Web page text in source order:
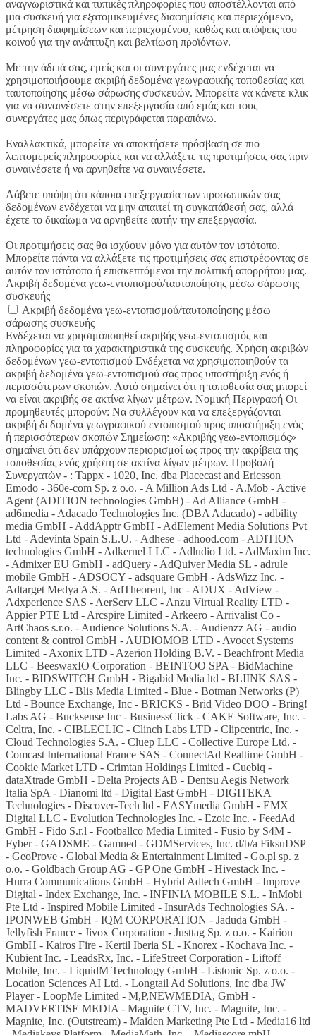
αναγνωριστικά και τυπικές πληροφορίες που αποστέλλονται από
μια συσκευή για εξατομικευμένες διαφημίσεις και περιεχόμενο,
μέτρηση διαφημίσεων και περιεχομένου, καθώς και απόψεις του
κοινού για την ανάπτυξη και βελτίωση προϊόντων.
Με την άδειά σας, εμείς και οι συνεργάτες μας ενδέχεται να
χρησιμοποιήσουμε ακριβή δεδομένα γεωγραφικής τοποθεσίας και
ταυτοποίησης μέσω σάρωσης συσκευών. Μπορείτε να κάνετε κλικ
για να συναινέσετε στην επεξεργασία από εμάς και τους
συνεργάτες μας όπως περιγράφεται παραπάνω.
Εναλλακτικά, μπορείτε να αποκτήσετε πρόσβαση σε πιο
λεπτομερείς πληροφορίες και να αλλάξετε τις προτιμήσεις σας πριν
συναινέσετε ή να αρνηθείτε να συναινέσετε.
Λάβετε υπόψη ότι κάποια επεξεργασία των προσωπικών σας
δεδομένων ενδέχεται να μην απαιτεί τη συγκατάθεσή σας, αλλά
έχετε το δικαίωμα να αρνηθείτε αυτήν την επεξεργασία.
Οι προτιμήσεις σας θα ισχύουν μόνο για αυτόν τον ιστότοπο.
Μπορείτε πάντα να αλλάξετε τις προτιμήσεις σας επιστρέφοντας σε
αυτόν τον ιστότοπο ή επισκεπτόμενοι την πολιτική απορρήτου μας.
Ακριβή δεδομένα γεω-εντοπισμού/ταυτοποίησης μέσω σάρωσης
συσκευής
Ακριβή δεδομένα γεω-εντοπισμού/ταυτοποίησης μέσω
σάρωσης συσκευής
Ενδέχεται να χρησιμοποιηθεί ακριβής γεω-εντοπισμός και
πληροφορίες για τα χαρακτηριστικά της συσκευής. Χρήση ακριβών
δεδομένων γεω-εντοπισμού Ενδέχεται να χρησιμοποιηθούν τα
ακριβή δεδομένα γεω-εντοπισμού σας προς υποστήριξη ενός ή
περισσότερων σκοπών. Αυτό σημαίνει ότι η τοποθεσία σας μπορεί
να είναι ακριβής σε ακτίνα λίγων μέτρων. Νομική Περιγραφή Οι
προμηθευτές μπορούν: Να συλλέγουν και να επεξεργάζονται
ακριβή δεδομένα γεωγραφικού εντοπισμού προς υποστήριξη ενός
ή περισσότερων σκοπών Σημείωση: «Ακριβής γεω-εντοπισμός»
σημαίνει ότι δεν υπάρχουν περιορισμοί ως προς την ακρίβεια της
τοποθεσίας ενός χρήστη σε ακτίνα λίγων μέτρων. Προβολή
Συνεργατών - : Tappx - 1020, Inc. dba Placecast and Ericsson
Emodo - 360e-com Sp. z o.o. - A Million Ads Ltd - A.Mob - Active
Agent (ADITION technologies GmbH) - Ad Alliance GmbH -
ad6media - Adacado Technologies Inc. (DBA Adacado) - adbility
media GmbH - AddApptr GmbH - AdElement Media Solutions Pvt
Ltd - Adevinta Spain S.L.U. - Adhese - adhood.com - ADITION
technologies GmbH - Adkernel LLC - Adludio Ltd. - AdMaxim Inc.
- Admixer EU GmbH - adQuery - AdQuiver Media SL - adrule
mobile GmbH - ADSOCY - adsquare GmbH - AdsWizz Inc. -
Adtarget Medya A.S. - AdTheorent, Inc - ADUX - AdView -
Adxperience SAS - AerServ LLC - Anzu Virtual Reality LTD -
Appier PTE Ltd - Arcspire Limited - Arkeero - Arrivalist Co -
ArtChaos s.r.o. - Audience Solutions S.A. - Audienzz AG - audio
content & control GmbH - AUDIOMOB LTD - Avocet Systems
Limited - Axonix LTD - Azerion Holding B.V. - Beachfront Media
LLC - BeeswaxIO Corporation - BEINTOO SPA - BidMachine
Inc. - BIDSWITCH GmbH - Bigabid Media ltd - BLIINK SAS -
Blingby LLC - Blis Media Limited - Blue - Botman Networks (P)
Ltd - Bounce Exchange, Inc - BRICKS - Brid Video DOO - Bring!
Labs AG - Bucksense Inc - BusinessClick - CAKE Software, Inc. -
Celtra, Inc. - CIBLECLIC - Clinch Labs LTD - Clipcentric, Inc. -
Cloud Technologies S.A. - Cluep LLC - Collective Europe Ltd. -
Comcast International France SAS - ConnectAd Realtime GmbH -
Cookie Market LTD - Crimtan Holdings Limited - Cuebiq -
dataXtrade GmbH - Delta Projects AB - Dentsu Aegis Network
Italia SpA - Dianomi ltd - Digital East GmbH - DIGITEKA
Technologies - Discover-Tech ltd - EASYmedia GmbH - EMX
Digital LLC - Evolution Technologies Inc. - Ezoic Inc. - FeedAd
GmbH - Fido S.r.l - Footballco Media Limited - Fusio by S4M -
Fyber - GADSME - Gamned - GDMServices, Inc. d/b/a FiksuDSP
- GeoProve - Global Media & Entertainment Limited - Go.pl sp. z
o.o. - Goldbach Group AG - GP One GmbH - Hivestack Inc. -
Hurra Communications GmbH - Hybrid Adtech GmbH - Improve
Digital - Index Exchange, Inc. - INFINIA MOBILE S.L. - InMobi
Pte Ltd - Inspired Mobile Limited - InsurAds Technologies SA. -
IPONWEB GmbH - IQM CORPORATION - Jaduda GmbH -
Jellyfish France - Jivox Corporation - Justtag Sp. z o.o. - Kairion
GmbH - Kairos Fire - Kertil Iberia SL - Knorex - Kochava Inc. -
Kubient Inc. - LeadsRx, Inc. - LifeStreet Corporation - Liftoff
Mobile, Inc. - LiquidM Technology GmbH - Listonic Sp. z o.o. -
Location Sciences AI Ltd. - Longtail Ad Solutions, Inc dba JW
Player - LoopMe Limited - M,P,NEWMEDIA, GmbH -
MADVERTISE MEDIA - Magnite CTV, Inc. - Magnite, Inc. -
Magnite, Inc. (Outstream) - Maiden Marketing Pte Ltd - Media16 ltd